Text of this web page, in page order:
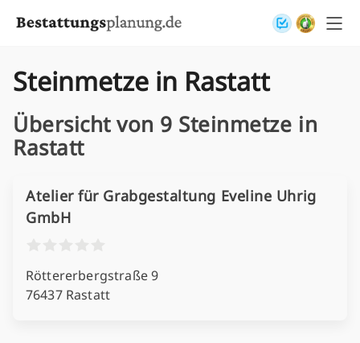
Steinmetze in Rastatt
Übersicht von 9 Steinmetze in
Rastatt
Atelier für Grabgestaltung Eveline Uhrig
GmbH
Röttererbergstraße 9
76437 Rastatt